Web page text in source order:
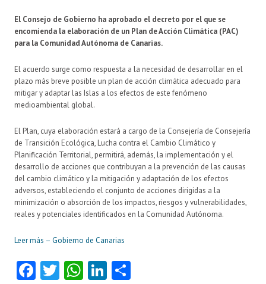
El Consejo de Gobierno ha aprobado el decreto por el que se
encomienda la elaboración de un Plan de Acción Climática (PAC)
para la Comunidad Autónoma de Canarias.
El acuerdo surge como respuesta a la necesidad de desarrollar en el
plazo más breve posible un plan de acción climática adecuado para
mitigar y adaptar las Islas a los efectos de este fenómeno
medioambiental global.
El Plan, cuya elaboración estará a cargo de la Consejería de Consejería
de Transición Ecológica, Lucha contra el Cambio Climático y
Planificación Territorial, permitirá, además, la implementación y el
desarrollo de acciones que contribuyan a la prevención de las causas
del cambio climático y la mitigación y adaptación de los efectos
adversos, estableciendo el conjunto de acciones dirigidas a la
minimización o absorción de los impactos, riesgos y vulnerabilidades,
reales y potenciales identificados en la Comunidad Autónoma.
Leer más – Gobierno de Canarias
Fa T W Li